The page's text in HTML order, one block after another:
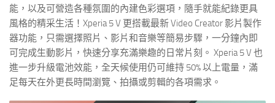
能，以及可營造各種氛圍的內建色彩選項，隨手就能紀錄更具
風格的精采生活！Xperia 5 V 更搭載最新 Video Creator 影片製作
器功能，只需選擇照片、影片和音樂等簡易步驟，一分鐘內即
可完成生動影片，快速分享充滿樂趣的日常片刻。 Xperia 5 V 也
進一步升級電池效能，全天候使用仍可維持 50% 以上電量，滿
足每天在外更長時間瀏覽、拍攝或剪輯的各項需求。